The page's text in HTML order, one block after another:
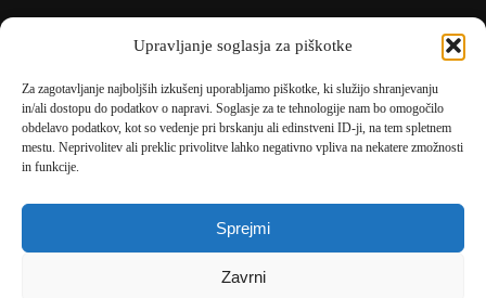
Upravljanje soglasja za piškotke
Za zagotavljanje najboljših izkušenj uporabljamo piškotke, ki služijo shranjevanju
in/ali dostopu do podatkov o napravi. Soglasje za te tehnologije nam bo omogočilo
obdelavo podatkov, kot so vedenje pri brskanju ali edinstveni ID-ji, na tem spletnem
mestu. Neprivolitev ali preklic privolitve lahko negativno vpliva na nekatere zmožnosti
in funkcije.
Sprejmi
Zavrni
🎄umetne-jelke.si
🇩🇪bonsai-kunstblumen.de